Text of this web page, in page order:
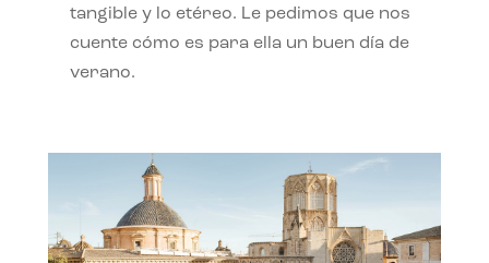
tangible y lo etéreo. Le pedimos que nos
cuente cómo es para ella un buen día de
verano.